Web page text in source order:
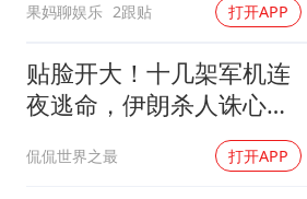
果妈聊娱乐 2跟贴 打开APP
贴脸开大！十几架军机连
夜逃命，伊朗杀人诛心，
侃侃世界之最 打开APP